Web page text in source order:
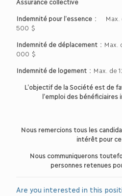
Indemnité pour l’essence : Max.
500 $
Indemnité de déplacement : Max.
000 $
Indemnité de logement : Max. de
L’objectif de la Société est de
l’emploi des bénéficiaires
Nous remercions tous les
intérêt pour
Nous communiquerons
personnes retenues
Are you interested in this